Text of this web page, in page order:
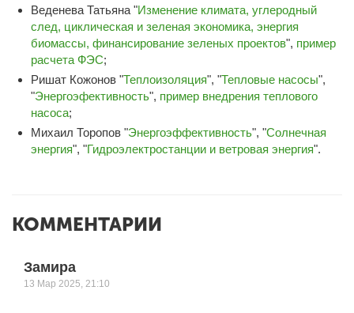
Веденева Татьяна "Изменение климата, углеродный
след, циклическая и зеленая экономика, энергия
биомассы, финансирование зеленых проектов", пример
расчета ФЭС;
Ришат Кожонов "Теплоизоляция", "Тепловые насосы",
"Энергоэфективность", пример внедрения теплового
насоса;
Михаил Торопов "Энергоэффективность", "Солнечная
энергия", "Гидроэлектростанции и ветровая энергия".
КОММЕНТАРИИ
Замира
13 Мар 2025, 21:10